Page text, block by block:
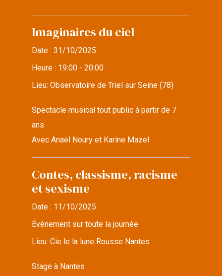
Imaginaires du ciel
Date :31/10/2025
Heure : 19:00 - 20:00
Lieu:Observatoire de Triel sur Seine (78)
Spectacle musical tout public à partir de 7
ans
Avec Anaël Noury et Karine Mazel
Contes, classisme, racisme
et sexisme
Date : 11/10/2025
Évènement sur toute la journée
Lieu:Cie le la lune Rousse Nantes
Stage à Nantes